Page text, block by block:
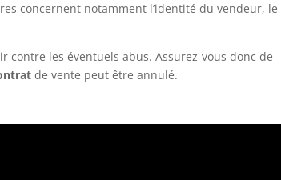
concernent notamment l’identité du vendeur, le
les éventuels abus. Assurez-vous donc de
de vente peut être annulé.